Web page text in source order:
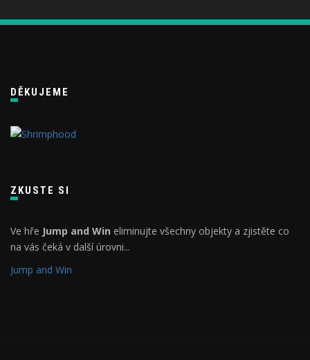
DĚKUJEME
ZKUSTE SI
Ve hře Jump and Win eliminujte všechny objekty a zjistěte co
na vás čeká v další úrovni...
Jump and Win